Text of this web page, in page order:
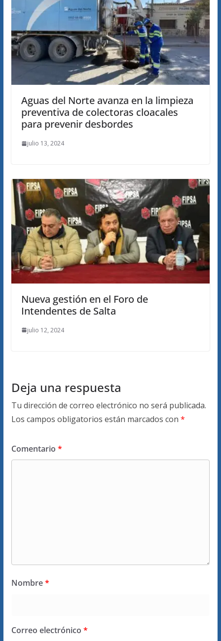
Aguas del Norte avanza en la limpieza
preventiva de colectoras cloacales
para prevenir desbordes
julio 13, 2024
Nueva gestión en el Foro de
Intendentes de Salta
julio 12, 2024
Deja una respuesta
Tu dirección de correo electrónico no será publicada.
Los campos obligatorios están marcados con *
Comentario *
Nombre*
Correo electrónico *